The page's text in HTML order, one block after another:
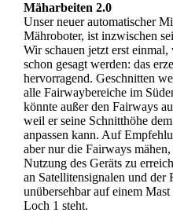
Mäharbeiten 2.0
Unser neuer automatischer
Mähroboter, ist inzwischen
Wir schauen jetzt erst
schon gesagt werden: das
hervorragend. Geschnitten
alle Fairwaybereiche im
könnte außer den Fairways
weil er seine Schnitthöhe
anpassen kann. Auf
aber nur die Fairways
Nutzung des Geräts zu
an Satellitensignalen und der
unübersehbar auf einem
Loch 1 steht.